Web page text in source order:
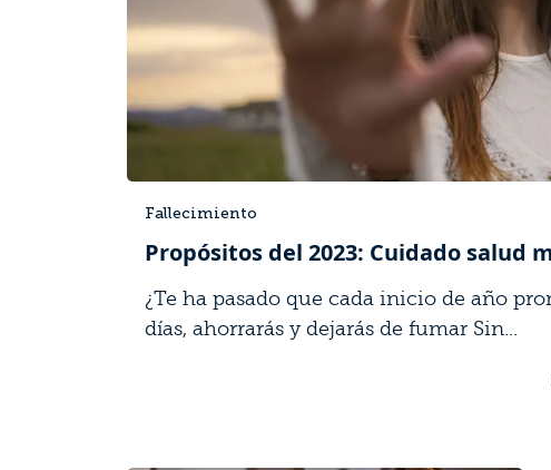
Fallecimiento
Propósitos del 2023: Cuidado salud
¿Te ha pasado que cada inicio de año
días, ahorrarás y dejarás de fumar Sin...